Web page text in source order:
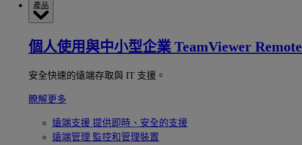
產品
個人使用與中小型企業 TeamViewer Remote
安全快速的遠端存取與 IT 支援。
瞭解更多
遠端支援 提供即時、安全的支援
遠端管理 監控和管理裝置